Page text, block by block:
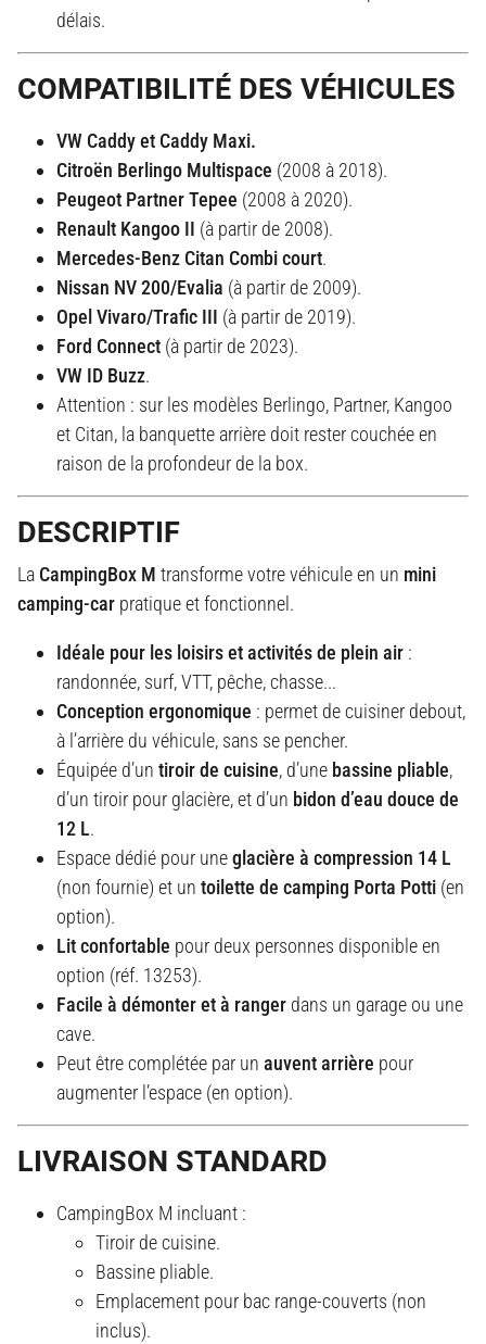
délais.
COMPATIBILITÉ DES VÉHICULES
VW Caddy et Caddy Maxi.
Citroën Berlingo Multispace (2008 à 2018).
Peugeot Partner Tepee (2008 à 2020).
Renault Kangoo II (à partir de 2008).
Mercedes-Benz Citan Combi court.
Nissan NV 200/Evalia (à partir de 2009).
Opel Vivaro/Trafic III (à partir de 2019).
Ford Connect (à partir de 2023).
VW ID Buzz.
Attention : sur les modèles Berlingo, Partner, Kangoo
et Citan, la banquette arrière doit rester couchée en
raison de la profondeur de la box.
DESCRIPTIF
La CampingBox M transforme votre véhicule en un mini
camping-car pratique et fonctionnel.
Idéale pour les loisirs et activités de plein air :
randonnée, surf, VTT, pêche, chasse...
Conception ergonomique : permet de cuisiner debout,
à l’arrière du véhicule, sans se pencher.
Équipée d’un tiroir de cuisine, d’une bassine pliable,
d’un tiroir pour glacière, et d’un bidon d’eau douce de
12 L.
Espace dédié pour uneglacière à compression 14 L
(non fournie) et un toilette de camping Porta Potti (en
option).
Lit confortable pour deux personnes disponible en
option (réf. 13253).
Facile à démonter et à ranger dans un garage ou une
cave.
Peut être complétée par un auvent arrière pour
augmenter l’espace (en option).
LIVRAISON STANDARD
CampingBox M incluant :
Tiroir de cuisine.
Bassine pliable.
Emplacement pour bac range-couverts (non
inclus).